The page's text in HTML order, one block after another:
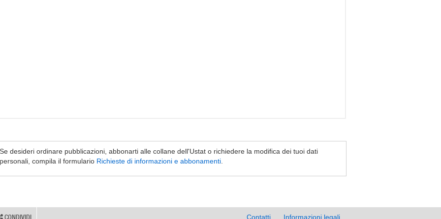
Se desideri ordinare pubblicazioni, abbonarti alle collane dell'Ustat o richiedere la modifica dei tuoi dati
personali, compila il formulario Richieste di informazioni e abbonamenti
CONDIVIDI Contatti Informazioni legali